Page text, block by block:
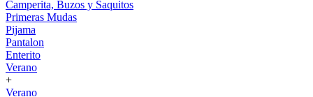
Camperita, Buzos y Saquitos
Primeras Mudas
Pijama
Pantalon
Enterito
Verano
+
Verano